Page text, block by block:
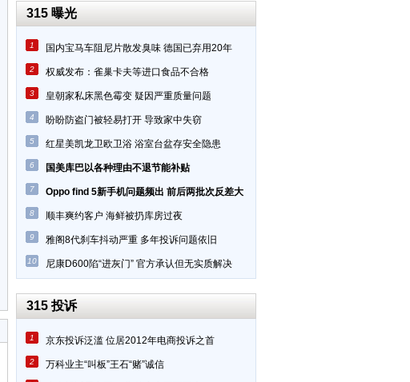
315 曝光
1 国内宝马车阻尼片散发臭味 德国已弃用20年
2 权威发布：雀巢卡夫等进口食品不合格
3 皇朝家私床黑色霉变 疑因严重质量问题
4 盼盼防盗门被轻易打开 导致家中失窃
5 红星美凯龙卫欧卫浴 浴室台盆存安全隐患
6 国美库巴以各种理由不退节能补贴
7 Oppo find 5新手机问题频出 前后两批次反差大
8 顺丰爽约客户 海鲜被扔库房过夜
9 雅阁8代刹车抖动严重 多年投诉问题依旧
10 尼康D600陷“进灰门” 官方承认但无实质解决
315投诉
1 京东投诉泛滥 位居2012年电商投诉之首
2 万科业主“叫板”王石“赌”诚信